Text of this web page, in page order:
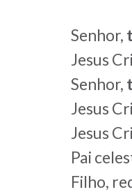
Senhor,
Jesus
Senhor,
Jesus
Jesus
Pai
Filho,